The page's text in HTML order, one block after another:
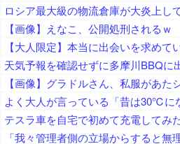
【画像】えなこ、公開処刑されるｗ
【大人限定】本当に出会いを求めて